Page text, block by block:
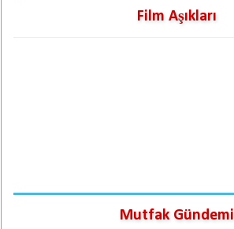
Film Aşıkları
Mutfak Gündemi